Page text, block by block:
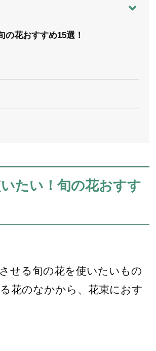
花おすすめ15選！
たい！旬の花おすす
せる旬の花を使いたいもの
花のなかから、花束におす